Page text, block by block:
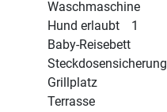
Waschmaschine
Hund erlaubt
1
Baby-Reisebett
Steckdosensicherung
Grillplatz
Terrasse